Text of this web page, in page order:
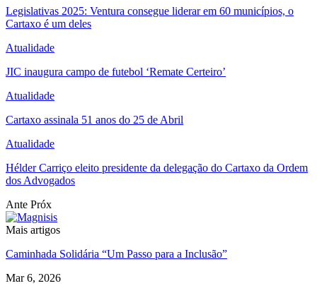
Legislativas 2025: Ventura consegue liderar em 60 municípios, o
Cartaxo é um deles
Atualidade
JIC inaugura campo de futebol ‘Remate Certeiro’
Atualidade
Cartaxo assinala 51 anos do 25 de Abril
Atualidade
Hélder Carriço eleito presidente da delegação do Cartaxo da Ordem
dos Advogados
Ante Próx
Mais artigos
Caminhada Solidária “Um Passo para a Inclusão”
Mar 6, 2026